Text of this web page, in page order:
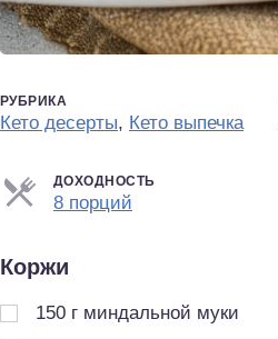
РУБРИКА
Кето десерты, Кето выпечка
ДОХОДНОСТЬ
8 порций
Коржи
150 г миндальной муки